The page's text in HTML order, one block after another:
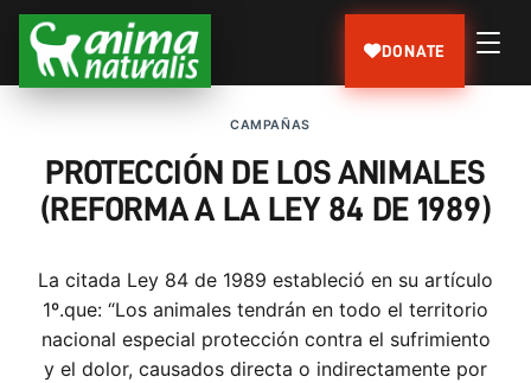
DONATE
CAMPAÑAS
PROTECCIÓN DE LOS ANIMALES
(REFORMA A LA LEY 84 DE 1989)
La citada Ley 84 de 1989 estableció en su artículo
1º.que: “Los animales tendrán en todo el territorio
nacional especial protección contra el sufrimiento
y el dolor, causados directa o indirectamente por